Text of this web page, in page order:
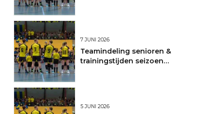
7 JUNI 2026
Teamindeling senioren &
trainingstijden seizoen
5 JUNI 2026